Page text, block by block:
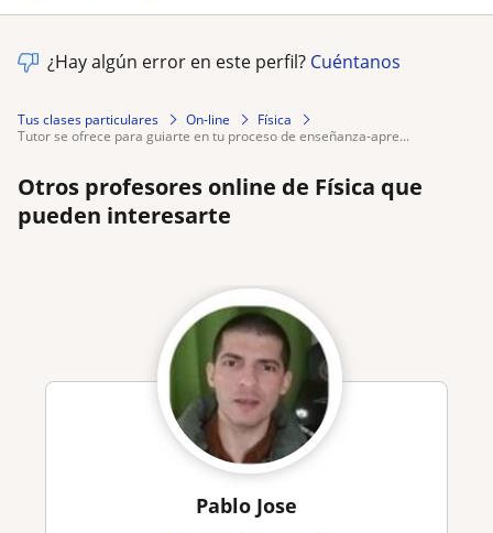
¿Hay algún error en este perfil? Cuéntanos
Tus clases particulares On-line
Física
tutor se ofrece para guiarte en tu proceso de enseñanza-apre...
Otros profesores online de Física que
pueden interesarte
Pablo Jose